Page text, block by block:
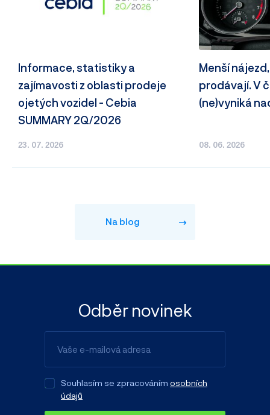
23. 07. 2026
Informace, statistiky a
zajímavosti z oblasti prodeje
ojetých vozidel - Cebia
SUMMARY 2Q/2026
08. 06. 2026
Menší
prodávají. V
(ne)vyniká
Na blog
Odběr novinek
Souhlasím se zpracováním osobních
údajů